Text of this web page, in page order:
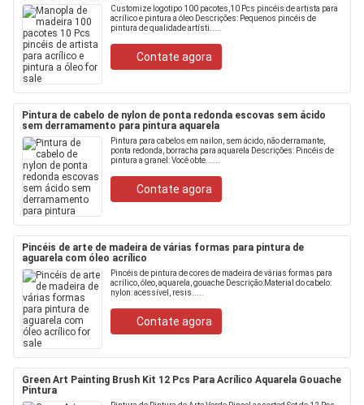
Customize logotipo 100 pacotes,10 Pcs pincéis de artista para
acrílico e pintura a óleo Descrições: Pequenos pincéis de
pintura de qualidade artísti.....
Contate agora
Pintura de cabelo de nylon de ponta redonda escovas sem ácido
sem derramamento para pintura aquarela
Pintura para cabelos em nailon, sem ácido, não derramante,
ponta redonda, borracha para aquarela Descrições: Pincéis de
pintura a granel: Você obte......
Contate agora
Pincéis de arte de madeira de várias formas para pintura de
aguarela com óleo acrílico
Pincéis de pintura de cores de madeira de várias formas para
acrílico, óleo, aquarela, gouache Descrição:Material do cabelo:
nylon: acessível, resis.....
Contate agora
Green Art Painting Brush Kit 12 Pcs Para Acrílico Aquarela Gouache
Pintura